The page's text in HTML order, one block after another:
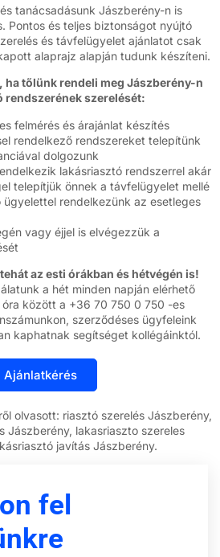
tanácsadásunk Jászberény-n is
Pontos és teljes biztonságot nyújtó
és távfelügyelet ajánlatot csak
alaprajz alapján tudunk készíteni.
tőlünk rendeli meg Jászberény-n
rendszerének szerelését:
felmérés és árajánlat készítés
rendelkező rendszereket telepítünk
dolgozunk
lakásriasztó rendszerrel akár
telepítjük önnek a távfelügyelet mellé
ügyelettel rendelkezünk az esetleges
vagy éjjel is elvégezzük a
az esti órákban és hétvégén is!
a hét minden napján elérhető
között a +36 70 750 0 750 -es
szerződéses ügyfeleink
kaphatnak segítséget kollégáinktól.
olvasott: riasztó szerelés Jászberény,
Jászberény, lakasriaszto szereles
javítás Jászberény.
fel